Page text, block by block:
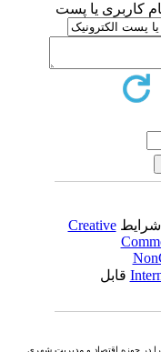
کاربری یا پست
Creative
قابل